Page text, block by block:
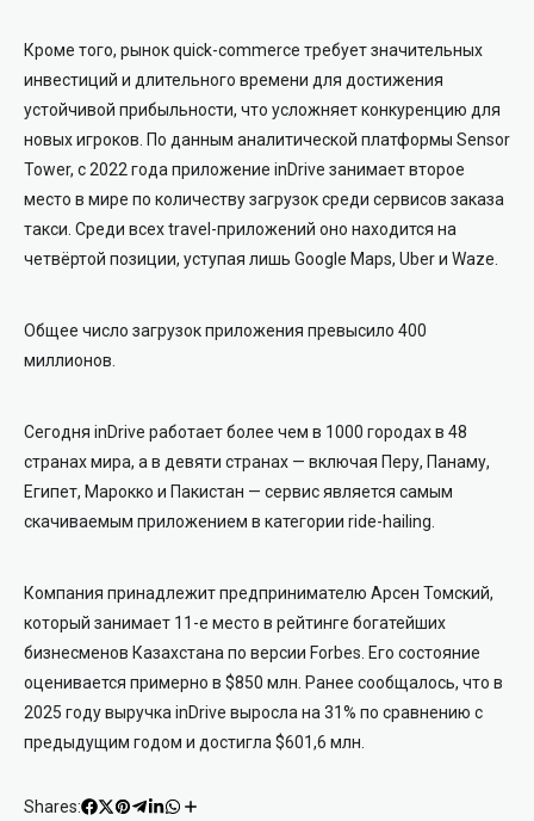
Кроме того, рынок quick-commerce требует значительных
инвестиций и длительного времени для достижения
устойчивой прибыльности, что усложняет конкуренцию для
новых игроков. По данным аналитической платформы Sensor
Tower, с 2022 года приложение inDrive занимает второе
место в мире по количеству загрузок среди сервисов заказа
такси. Среди всех travel-приложений оно находится на
четвёртой позиции, уступая лишь Google Maps, Uberи Waze
Общее число загрузок приложения превысило 400
миллионов.
Сегодня inDrive работает более чем в 1000 городах в 48
странах мира, а в девяти странах — включая Перу, Панаму,
Египет, Марокко и Пакистан — сервис является самым
скачиваемым приложением в категории ride-hailing.
Компания принадлежит предпринимателю Арсен Томский,
который занимает 11-е место в рейтинге богатейших
бизнесменов Казахстана по версии Forbes . Его состояние
оценивается примерно в $850 млн. Ранее сообщалось, что в
2025 году выручка inDrive выросла на 31% по сравнению с
предыдущим годом и достигла $601,6 млн.
Shares: